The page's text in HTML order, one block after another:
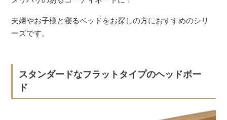
夫婦やお子様と寝るベッドをお探しの方におすすめのシリ
ーズです。
スタンダードなフラットタイプのヘッドボー
ド